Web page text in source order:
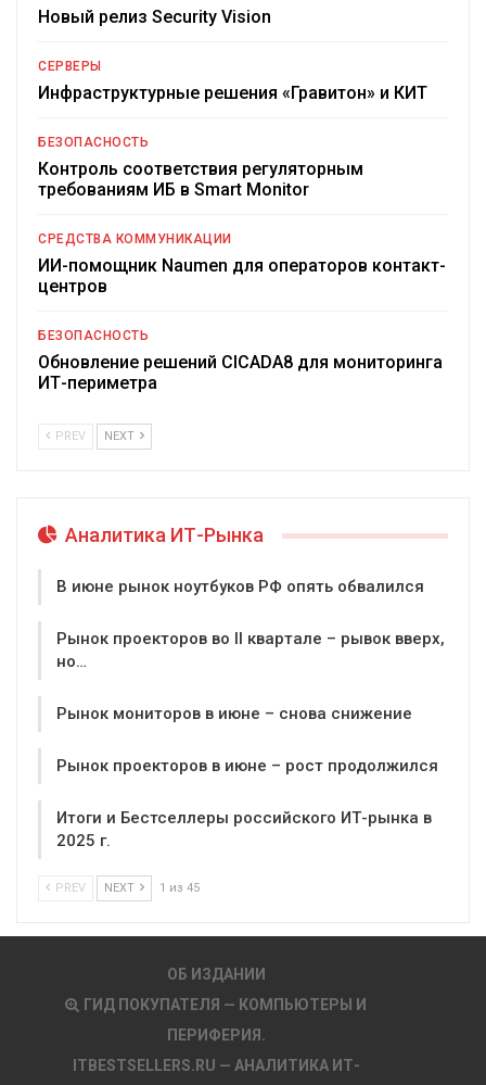
Новый релиз Security Vision
СЕРВЕРЫ
Инфраструктурные решения «Гравитон» и КИТ
БЕЗОПАСНОСТЬ
Контроль соответствия регуляторным
требованиям ИБ в Smart Monitor
СРЕДСТВА КОММУНИКАЦИИ
ИИ-помощник Naumen для операторов контакт-
центров
БЕЗОПАСНОСТЬ
Обновление решений CICADA8 для мониторинга
ИТ-периметра
PREV NEXT
Аналитика ИТ-Рынка
В июне рынок ноутбуков РФ опять обвалился
Рынок проекторов во II квартале – рывок вверх,
но…
Рынок мониторов в июне – снова снижение
Рынок проекторов в июне – рост продолжился
Итоги и Бестселлеры российского ИТ-рынка в
2025 г.
PREV NEXT 1 из 45
ОБ ИЗДАНИИ
ГИД ПОКУПАТЕЛЯ — КОМПЬЮТЕРЫ И
ПЕРИФЕРИЯ.
ITBESTSELLERS.RU — АНАЛИТИКА ИТ-